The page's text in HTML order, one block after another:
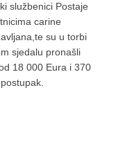
službenici Postaje
carine
su u torbi
sjedalu pronašli
18 000 Eura i 370